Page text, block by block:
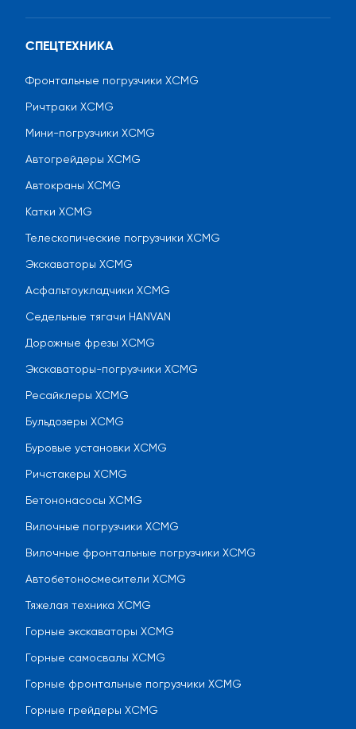
СПЕЦТЕХНИКА
Фронтальные погрузчики XCMG
Ричтраки XCMG
Мини-погрузчики XCMG
Автогрейдеры XCMG
Автокраны XCMG
Катки XCMG
Телескопические погрузчики XCMG
Экскаваторы XCMG
Асфальтоукладчики XCMG
Седельные тягачи HANVAN
Дорожные фрезы XCMG
Экскаваторы-погрузчики XCMG
Ресайклеры XCMG
Бульдозеры XCMG
Буровые установки XCMG
Ричстакеры XCMG
Бетононасосы XCMG
Вилочные погрузчики XCMG
Вилочные фронтальные погрузчики XCMG
Автобетоносмесители XCMG
Тяжелая техника XCMG
Горные экскаваторы XCMG
Горные самосвалы XCMG
Горные фронтальные погрузчики XCMG
Горные грейдеры XCMG